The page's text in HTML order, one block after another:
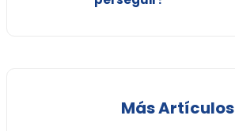
Más Artículos